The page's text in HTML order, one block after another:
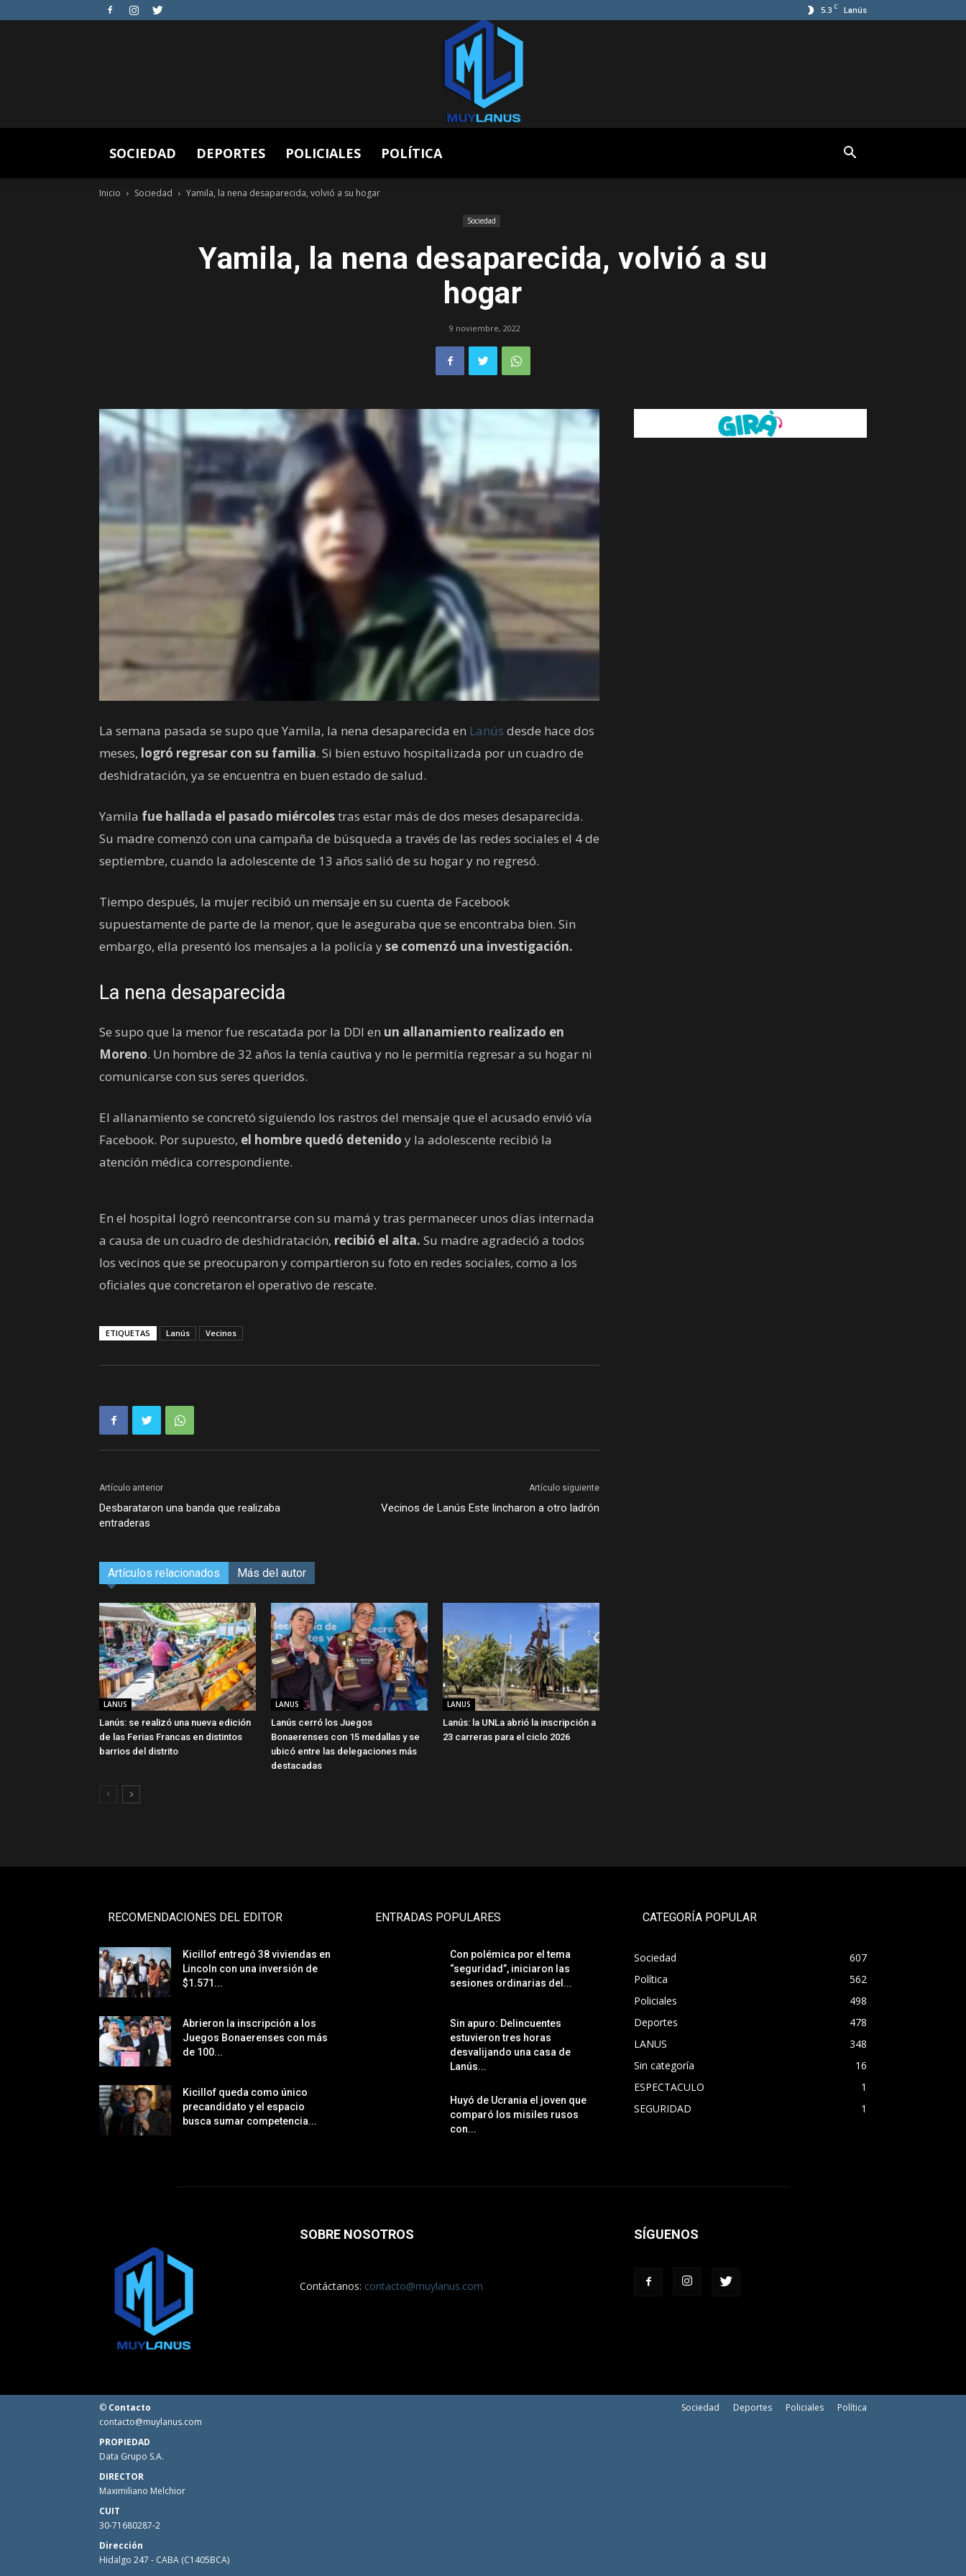
5.3 C Lanús
Lanús
SOCIEDAD DEPORTES POLICIALES POLÍTICA
Inicio Sociedad Yamila, la nena desaparecida, volvió a su hogar
Sociedad
Yamila, la nena desaparecida, volvió a su
hogar
9 noviembre, 2022
La semana pasada se supo que Yamila, la nena desaparecida en Lanús desde hace dos
meses, logró regresar con su familia. Si bien estuvo hospitalizada por un cuadro de
deshidratación, ya se encuentra en buen estado de salud.
Yamila fue hallada el pasado miércolestras estar más de dos meses desaparecida.
Su madre comenzó con una campaña de búsqueda a través de las redes sociales el 4 de
septiembre, cuando la adolescente de 13 años salió de su hogar y no regresó.
Tiempo después, la mujer recibió un mensaje en su cuenta de Facebook
supuestamente de parte de la menor, que le aseguraba que se encontraba bien. Sin
embargo, ella presentó los mensajes a la policía yse comenzó una investigación.
La nena desaparecida
Se supo que la menor fue rescatada por la DDI en un allanamiento realizado en
Moreno. Un hombre de 32 años la tenía cautiva y no le permitía regresar a su hogar ni
comunicarse con sus seres queridos.
El allanamiento se concretó siguiendo los rastros del mensaje que el acusado envió vía
Facebook. Por supuesto, el hombre quedó detenido y la adolescente recibió la
atención médica correspondiente.
En el hospital logró reencontrarse con su mamá y tras permanecer unos días internada
a causa de un cuadro de deshidratación, recibió el alta. Su madre agradeció a todos
los vecinos que se preocuparon y compartieron su foto en redes sociales, como a los
oficiales que concretaron el operativo de rescate.
ETIQUETAS Lanús Vecinos
Artículo anterior
Desbarataron una banda que realizaba
entraderas
Artículo siguiente
Vecinos de Lanús Este lincharon a otro ladrón
Artículos relacionados Más del autor
LANUS
Lanús: se realizó una nueva edición
de las Ferias Francas en distintos
barrios del distrito
LANUS
Lanús cerró los Juegos
Bonaerenses con 15 medallas y se
ubicó entre las delegaciones más
destacadas
LANUS
Lanús: la UNLa abrió la inscripción a
23 carreras para el ciclo 2026
RECOMENDACIONES DEL EDITOR
Kicillof entregó 38 viviendas en
Lincoln con una inversión de
$1.571...
Abrieron la inscripción a los
Juegos Bonaerenses con más
de 100...
Kicillof queda como único
precandidato y el espacio
busca sumar competencia...
ENTRADAS POPULARES
Con polémica por el tema
“seguridad”, iniciaron las
sesiones ordinarias del...
Sin apuro: Delincuentes
estuvieron tres horas
desvalijando una casa de
Lanús...
Huyó de Ucrania el joven que
comparó los misiles rusos
con...
CATEGORÍA POPULAR
Sociedad
607
Política
562
Policiales
498
Deportes
478
LANUS
348
Sin categoría
16
ESPECTACULO
1
SEGURIDAD
1
SOBRE NOSOTROS
Contáctanos: contacto@muylanus.com
SÍGUENOS
Sociedad Deportes Policiales Política
© Contacto
contacto@muylanus.com
PROPIEDAD
Data Grupo S.A.
DIRECTOR
Maximiliano Melchior
CUIT
30-71680287-2
Dirección
Hidalgo 247 - CABA (C1405BCA)